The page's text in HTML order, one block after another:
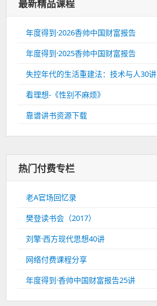
最新精品课程
年度得到·2026香帅中国财富报告
年度得到·2025香帅中国财富报告
失控年代的生活重建法：技术与人30讲
看理想-《性别不麻烦》
靠谱讲书资源下载
热门付费专栏
老A官场回忆录
樊登读书会（2017）
刘擎·西方现代思想40讲
网络付费课程分享
年度得到·香帅中国财富报告25讲